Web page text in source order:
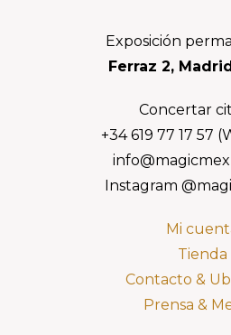
FooterExposición
Ferraz 2,
Concertar
+34 619 77 17 57
Instagram
Mi
Tienda
Contacto &
Prensa &